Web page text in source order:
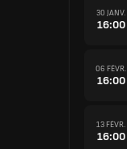
30 JANV.
16:00
06 FÉVR.
16:00
13 FÉVR.
16:00